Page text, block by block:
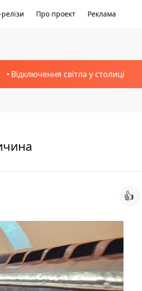
Про проект Реклама
Відключення світла у столиці
👍